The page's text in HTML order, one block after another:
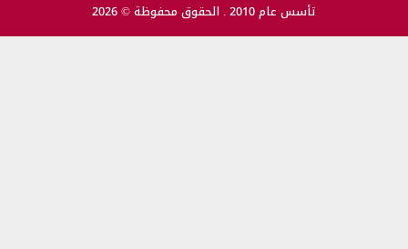
تأسس عام 2010 . الحقوق محفوظة © 2026